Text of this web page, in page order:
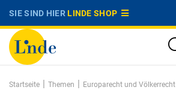
SIE SIND HIERLINDE SHOP
Startseite | Themen | Europarecht und Völkerrecht